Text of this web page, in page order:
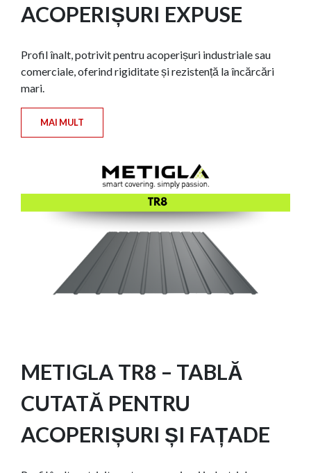
ACOPERIȘURI EXPUSE
Profil înalt, potrivit pentru acoperișuri industriale sau
comerciale, oferind rigiditate și rezistență la încărcări
mari.
MAI MULT
METIGLA TR8 – TABLĂ
CUTATĂ PENTRU
ACOPERIȘURI ȘI FAȚADE